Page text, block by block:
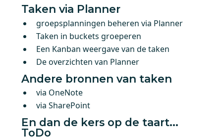
Taken via Planner
groepsplanningen beheren via Planner
Taken in buckets groeperen
Een Kanban weergave van de taken
De overzichten van Planner
Andere bronnen van taken
via OneNote
via SharePoint
En dan de kers op de taart...
ToDo